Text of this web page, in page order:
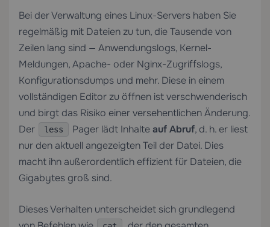
Bei der Verwaltung eines Linux-Servers haben Sie
regelmäßig mit Dateien zu tun, die Tausende von
Zeilen lang sind — Anwendungslogs, Kernel-
Meldungen, Apache- oder Nginx-Zugriffslogs,
Konfigurationsdumps und mehr. Diese in einem
vollständigen Editor zu öffnen ist verschwenderisch
und birgt das Risiko einer versehentlichen Änderung.
Der
less Pager lädt Inhalteauf Abruf, d. h. er liest
nur den aktuell angezeigten Teil der Datei. Dies
macht ihn außerordentlich effizient für Dateien, die
Gigabytes groß sind.
Dieses Verhalten unterscheidet sich grundlegend